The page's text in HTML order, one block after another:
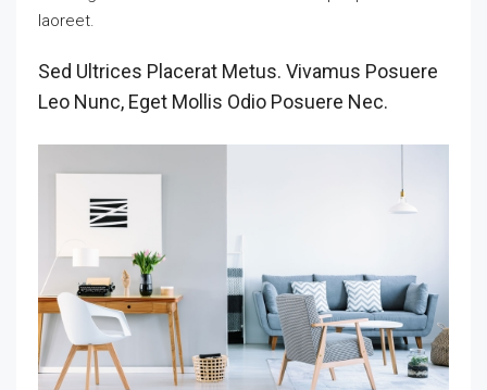
laoreet.
Sed Ultrices Placerat Metus. Vivamus Posuere
Leo Nunc, Eget Mollis Odio Posuere Nec.